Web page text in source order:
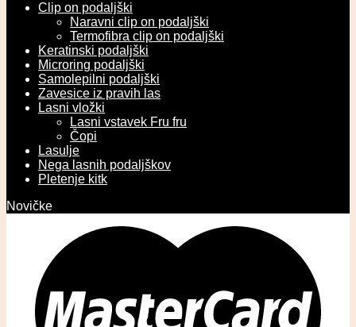
Clip on podaljški
Naravni clip on podaljški
Termofibra clip on podaljški
Keratinski podaljški
Microring podaljški
Samolepilni podaljški
Zavesice iz pravih las
Lasni vložki
Lasni vstavek Fru fru
Čopi
Lasulje
Nega lasnih podaljškov
Pletenje kitk
Novičke